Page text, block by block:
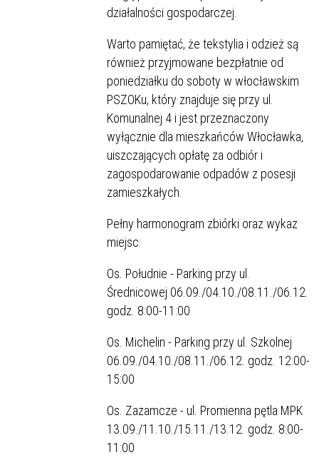
działalności gospodarczej.
Warto pamiętać, że tekstylia i odzież są
również przyjmowane bezpłatnie od
poniedziałku do soboty w włocławskim
PSZOKu, który znajduje się przy ul.
Komunalnej 4 i jest przeznaczony
wyłącznie dla mieszkańców Włocławka,
uiszczających opłatę za odbiór i
zagospodarowanie odpadów z posesji
zamieszkałych.
Pełny harmonogram zbiórki oraz wykaz
miejsc:
Os. Południe - Parking przy ul.
Średnicowej 06.09./04.10./08.11./06.12.
godz. 8:00-11:00
Os. Michelin - Parking przy ul. Szkolnej
06.09./04.10./08.11./06.12. godz. 12:00-
15:00
Os. Zazamcze - ul. Promienna pętla MPK
13.09./11.10./15.11./13.12. godz. 8:00-
11:00